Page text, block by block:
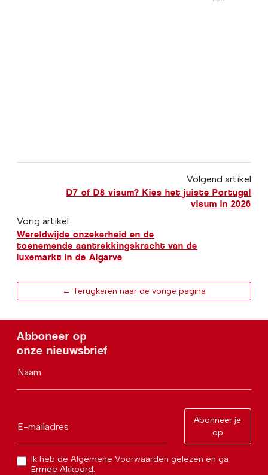
Volgend artikel
D7 of D8 visum? Kies het juiste Portugal
visum in 2026
Vorig artikel
Wereldwijde onzekerheid en de
toenemende aantrekkingskracht van de
luxemarkt in de Algarve
← Terugkeren naar de vorige pagina
Abboneer op
onze nieuwsbrief
Naam
E-mailadres
Abonneer je
op
Ik heb de Algemene Voorwaarden gelezen en ga
Ermee Akkoord.